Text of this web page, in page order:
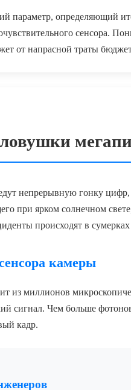
параметр, определяющий
сенсора.
от напрасной траты
непрерывную гонку
при ярком солнечном
происходят в
камеры
из миллионов
сигнал. Чем больше
кадр.